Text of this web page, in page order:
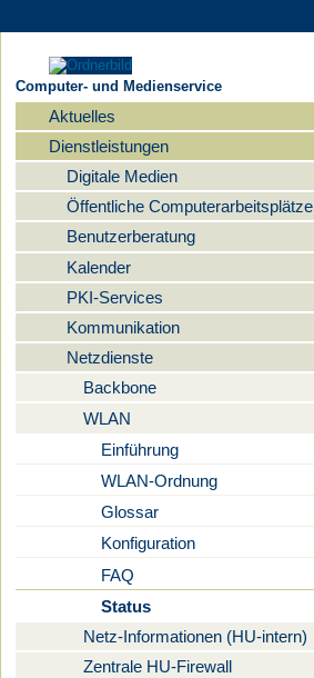
Computer- und Medienservice
Navigation
Aktuelles
Dienstleistungen
Digitale Medien
Öffentliche Computerarbeitsplätze
Benutzerberatung
Kalender
PKI-Services
Kommunikation
Netzdienste
Backbone
WLAN
Einführung
WLAN-Ordnung
Glossar
Konfiguration
FAQ
Status
Netz-Informationen (HU-intern)
Zentrale HU-Firewall